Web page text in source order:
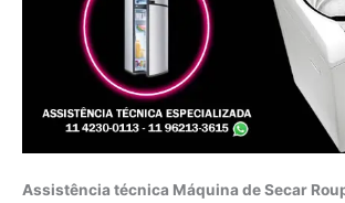
Assistência técnica Máquina de Secar